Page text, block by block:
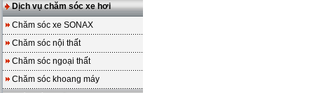
Dịch vụ chăm sóc xe hơi
Chăm sóc xe SONAX
Chăm sóc nội thất
Chăm sóc ngoại thất
Chăm sóc khoang máy